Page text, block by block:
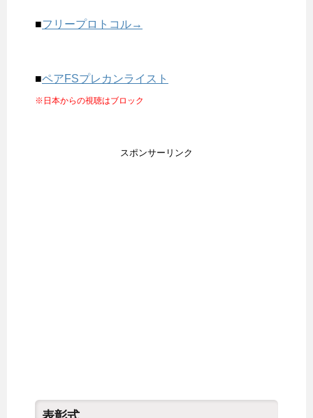
■フリープロトコル→
■ペアFSプレカンライスト
※日本からの視聴はブロック
スポンサーリンク